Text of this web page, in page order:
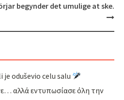
begynder det umulige at ske.
oduševio celu salu
αλλά εντυπωσίασε όλη την